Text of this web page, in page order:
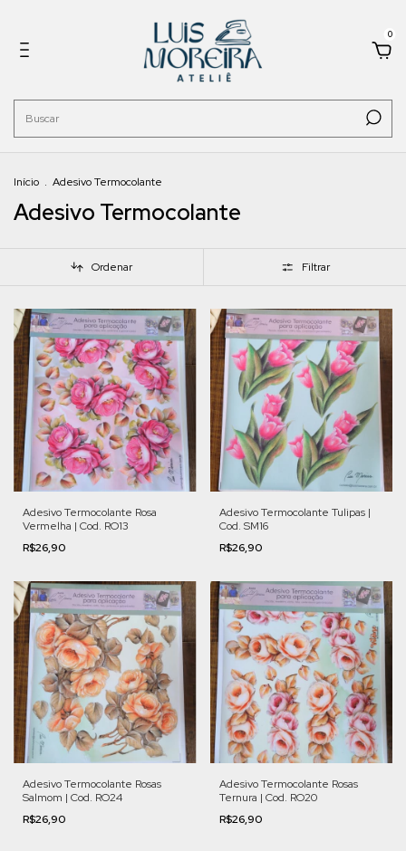
0
Início . Adesivo Termocolante
Adesivo Termocolante
Ordenar Filtrar
Adesivo Termocolante Rosa
Vermelha | Cod. RO13
R$26,90
Adesivo Termocolante Tulipas |
Cod. SM16
R$26,90
Adesivo Termocolante Rosas
Salmom | Cod. RO24
R$26,90
Adesivo Termocolante Rosas
Ternura | Cod. RO20
R$26,90